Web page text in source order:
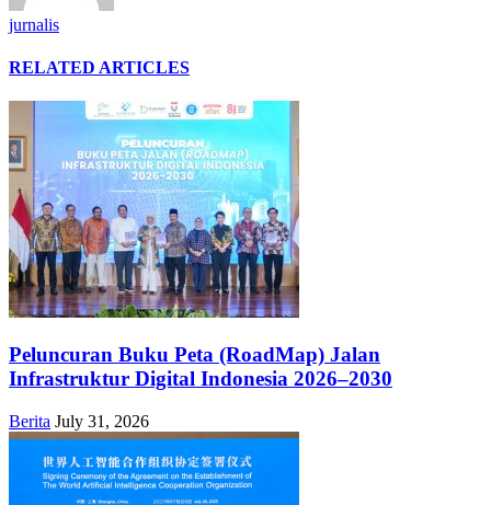
jurnalis
RELATED ARTICLES
Peluncuran Buku Peta (RoadMap) Jalan
Infrastruktur Digital Indonesia 2026–2030
Berita July 31, 2026